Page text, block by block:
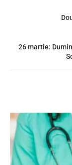
26 martie: